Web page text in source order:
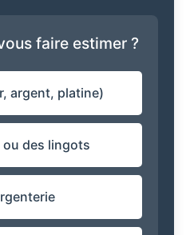
faire estimer ?
argent, platine)
ou des lingots